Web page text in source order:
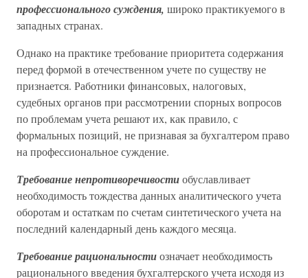
профессионального суждения, широко практикуемого в
западных странах.
Однако на практике требование приоритета содержания
перед формой в отечественном учете по существу не
признается. Работники финансовых, налоговых,
судебных органов при рассмотрении спорных вопросов
по проблемам учета решают их, как правило, с
формальных позиций, не признавая за бухгалтером право
на профессиональное суждение.
Требование непротиворечивостиобуславливает
необходимость тождества данных аналитического учета
оборотам и остаткам по счетам синтетического учета на
последний календарный день каждого месяца.
Требование рациональностиозначает необходимость
рационального введения бухгалтерского учета исходя из